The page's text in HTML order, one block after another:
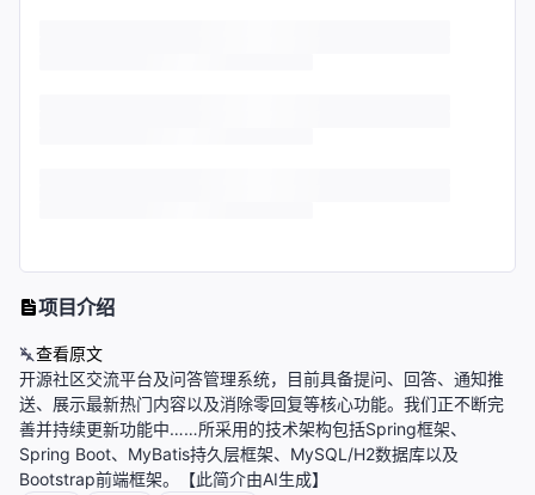
项目介绍
查看原文
开源社区交流平台及问答管理系统，目前具备提问、回答、通知推
送、展示最新热门内容以及消除零回复等核心功能。我们正不断完
善并持续更新功能中……所采用的技术架构包括Spring框架、
Spring Boot、MyBatis持久层框架、MySQL/H2数据库以及
Bootstrap前端框架。【此简介由AI生成】